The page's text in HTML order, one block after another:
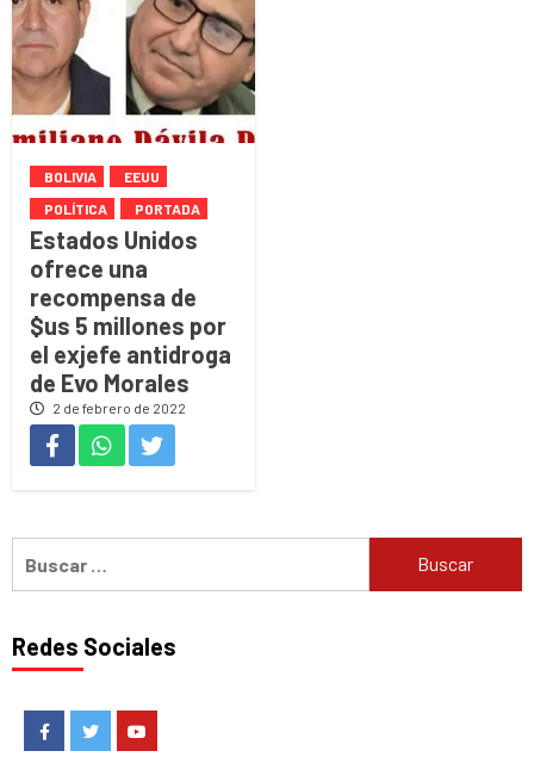
BOLIVIA
EEUU
POLÍTICA
PORTADA
Estados Unidos
ofrece una
recompensa de
$us 5 millones por
el exjefe antidroga
de Evo Morales
2 de febrero de 2022
Redes Sociales
FacebookTwitter